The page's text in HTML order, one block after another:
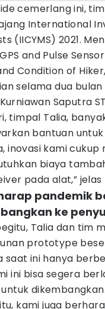
cemerlang ini,
International
(IICYMS) 2021.
and Pulse
Condition of
selama dua
Saputra
timpal Talia,
bantuan
inovasi kami
biaya
pada alat,”
pandemik
ke
Talia dan tim
prototype
saat ini hanya
ini bisa segera
dikembangkan.
kami juga